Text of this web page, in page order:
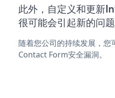
此外，自定义和更
很可能会引起新的问题
随着您公司的持续发展，
Contact Form安全漏洞。